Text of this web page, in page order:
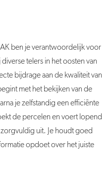
ben je verantwoordelijk voor
telers in het oosten van
bijdrage aan de kwaliteit van
met het bekijken van de
je zelfstandig een efficiënte
de percelen en voert lopend
uit. Je houdt goed
opdoet over het juiste